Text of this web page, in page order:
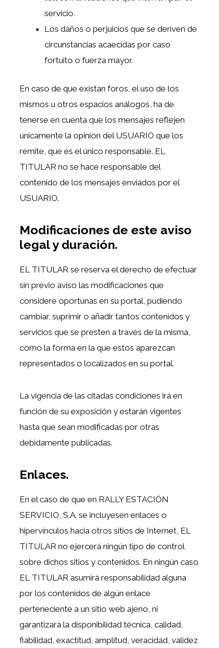
servicio.
Los daños o perjuicios que se deriven de
circunstancias acaecidas por caso
fortuito o fuerza mayor.
En caso de que existan foros, el uso de los
mismos u otros espacios análogos, ha de
tenerse en cuenta que los mensajes reflejen
únicamente la opinión del USUARIO que los
remite, que es el único responsable. EL
TITULAR no se hace responsable del
contenido de los mensajes enviados por el
USUARIO.
Modificaciones de este aviso
legal y duración.
EL TITULAR se reserva el derecho de efectuar
sin previo aviso las modificaciones que
considere oportunas en su portal, pudiendo
cambiar, suprimir o añadir tantos contenidos y
servicios que se presten a través de la misma,
como la forma en la que estos aparezcan
representados o localizados en su portal.
La vigencia de las citadas condiciones irá en
función de su exposición y estarán vigentes
hasta que sean modificadas por otras
debidamente publicadas.
Enlaces.
En el caso de que en RALLY ESTACIÓN
SERVICIO, S.A. se incluyesen enlaces o
hipervínculos hacia otros sitios de Internet, EL
TITULAR no ejercerá ningún tipo de control
sobre dichos sitios y contenidos. En ningún caso
EL TITULAR asumirá responsabilidad alguna
por los contenidos de algún enlace
perteneciente a un sitio web ajeno, ni
garantizará la disponibilidad técnica, calidad,
fiabilidad, exactitud, amplitud, veracidad, validez